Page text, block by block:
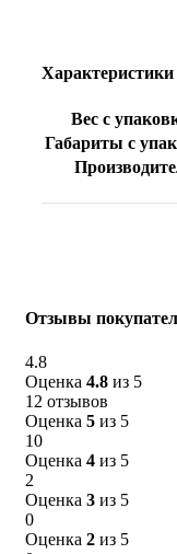
Характеристики
Вес с
Габариты с
Отзывы
4.8
Оценка 4.8 из 5
12 отзывов
Оценка 5 из 5
10
Оценка 4 из 5
2
Оценка 3 из 5
0
Оценка 2 из 5